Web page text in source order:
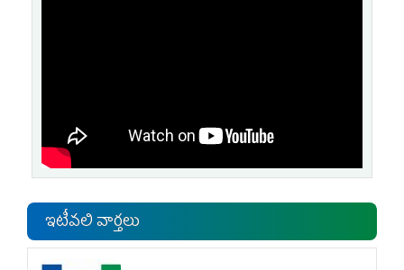
ఇటీవలి వార్తలు